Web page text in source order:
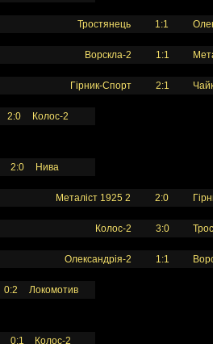
Тростянець 1:1
Ворскла-2 1:1
Гірник-Спорт 2:1
2:0 Колос-2
2:0 Нива
Металіст 1925 2 2:0
Колос-2 3:0
Олександрія-2 1:1
0:2 Локомотив
0:1 Колос-2